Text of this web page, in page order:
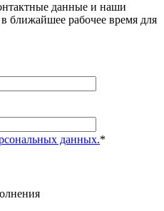
данные и наши
ближайшее рабочее время для
данных.*